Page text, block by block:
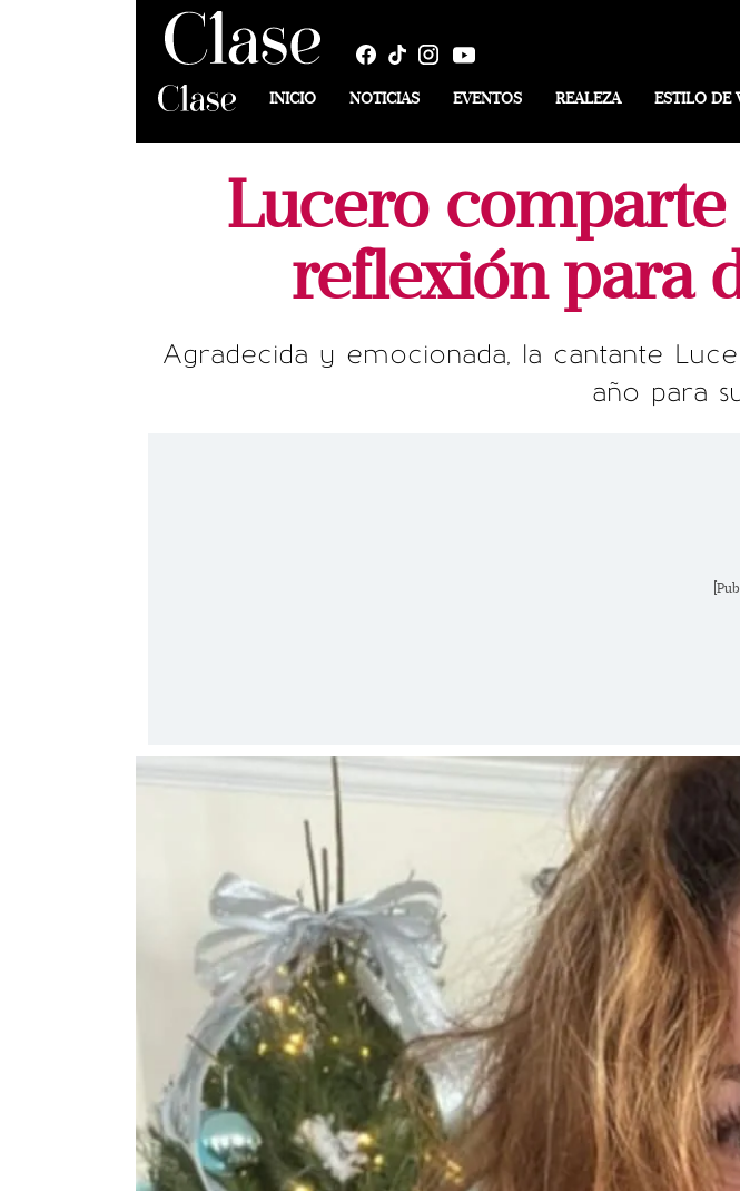
INICIO NOTICIAS EVENTOS REALEZA ESTILO DE
Lucero
reflexión para
Agradecida y emocionada, la cantante
año para